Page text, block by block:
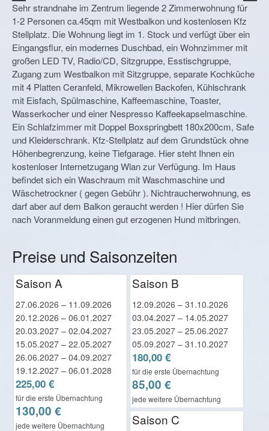
Sehr strandnahe im Zentrum liegende 2 Zimmerwohnung für
1-2 Personen ca.45qm mit Westbalkon und kostenlosen Kfz
Stellplatz. Die Wohnung liegt im 1. Stock und verfügt über ein
Eingangsflur, ein modernes Duschbad, ein Wohnzimmer mit
großen LED TV, Radio/CD, Sitzgruppe, Esstischgruppe,
Zugang zum Westbalkon mit Sitzgruppe, separate Kochküche
mit 4 Platten Ceranfeld, Mikrowellen Backofen, Kühlschrank
mit Eisfach, Spülmaschine, Kaffeemaschine, Toaster,
Wasserkocher und einer Nespresso Kaffeekapselmaschine.
Ein Schlafzimmer mit Doppel Boxspringbett 180x200cm, Safe
und Kleiderschrank. Kfz-Stellplatz auf dem Grundstück ohne
Höhenbegrenzung, keine Tiefgarage. Hier steht Ihnen ein
kostenloser Internetzugang Wlan zur Verfügung. Im Haus
befindet sich ein Waschraum mit Waschmaschine und
Wäschetrockner ( gegen Gebühr ). Nichtraucherwohnung, es
darf aber auf dem Balkon geraucht werden ! Hier dürfen Sie
nach Voranmeldung einen gut erzogenen Hund mitbringen.
Preise und Saisonzeiten
Saison A
27.06.2026 – 11.09.2026
20.12.2026 – 06.01.2027
20.03.2027 – 02.04.2027
15.05.2027 – 22.05.2027
26.06.2027 – 04.09.2027
19.12.2027 – 06.01.2028
225,00 €
für die erste Übernachtung
130,00 €
jede weitere Übernachtung
Saison B
12.09.2026 – 31.10.2026
03.04.2027 – 14.05.2027
23.05.2027 – 25.06.2027
05.09.2027 – 31.10.2027
180,00 €
für die erste Übernachtung
85,00 €
jede weitere Übernachtung
Saison C